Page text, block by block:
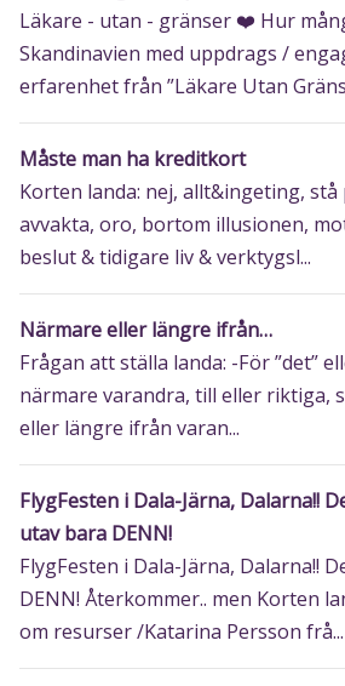
Läkare - utan - gränser ❤️‍ Hur
Skandinavien med uppdrags /
erfarenhet från ”Läkare Utan
Måste man ha kreditkort
Korten landa: nej, allt&ingeting,
avvakta, oro, bortom illusionen,
beslut & tidigare liv & verktygsl...
Närmare eller längre ifrån…
Frågan att ställa landa: -För ”det”
närmare varandra, till eller riktiga,
eller längre ifrån varan...
FlygFesten i Dala-Järna, Dalarna!!
utav bara DENN!
FlygFesten i Dala-Järna, Dalarna!!
DENN! Återkommer.. men Korten
om resurser /Katarina Persson frå...